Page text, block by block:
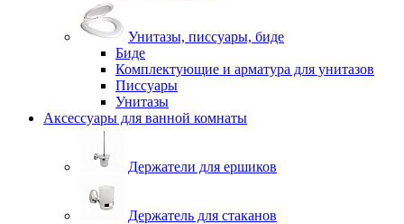
Унитазы, писсуары, биде
Биде
Комплектующие и арматура для унитазов
Писсуары
Унитазы
Аксессуары для ванной комнаты
Держатели для ершиков
Держатель для стаканов